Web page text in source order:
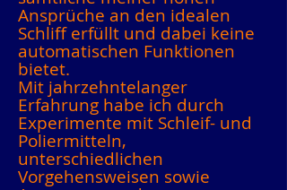
Ansprüche an den idealen
Schliff erfüllt und dabei keine
automatischen Funktionen
bietet.
Mit jahrzehntelanger
Erfahrung habe ich durch
Experimente mit Schleif- und
Poliermitteln,
unterschiedlichen
Vorgehensweisen sowie